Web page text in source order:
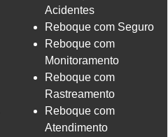
Acidentes
Reboque com Seguro
Reboque com
Monitoramento
Reboque com
Rastreamento
Reboque com
Atendimento